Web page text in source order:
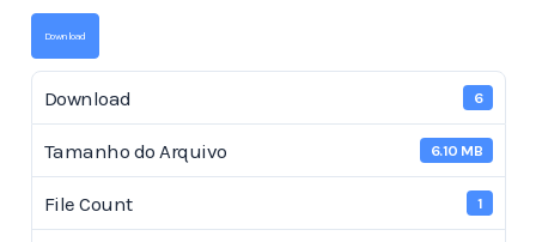
Download
Download 6
Tamanho do Arquivo 6.10 MB
File Count 1